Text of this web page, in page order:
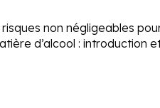
non négligeables
d’alcool :